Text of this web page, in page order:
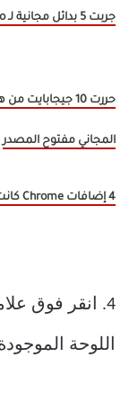
جربت 5 بدائل مجانية لـ Premiere Pro وهذا ما اعتمدته
المجاني مفتوح المصدر
4 إضافات Chrome كانت آمنة ثم أصبحت برامج ضارة
4. انقر فوق
اللوحة